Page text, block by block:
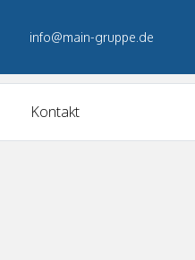
info@main-gruppe.de
Kontakt